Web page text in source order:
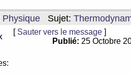
Physique Sujet:
[ Sauter vers le message ]
Publié: 25 Octobre